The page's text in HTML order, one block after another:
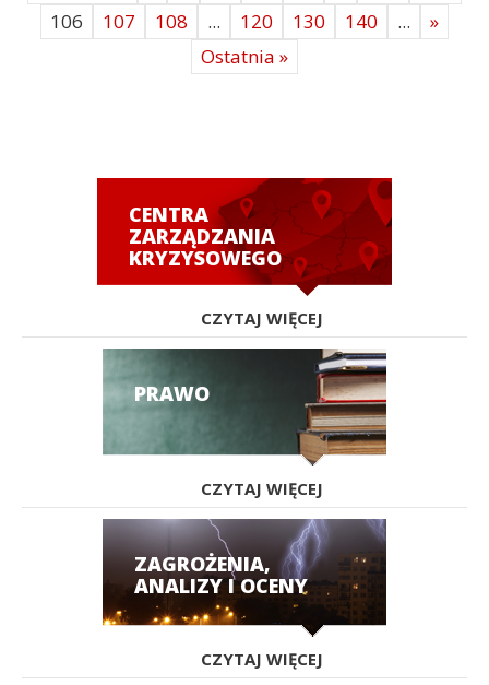
106
107 108 ... 120 130 140 ...
»
Ostatnia »
CENTRA
ZARZĄDZANIA
KRYZYSOWEGO
CZYTAJ WIĘCEJ
PRAWO
CZYTAJ WIĘCEJ
ZAGROŻENIA,
ANALIZY I OCENY
CZYTAJ WIĘCEJ